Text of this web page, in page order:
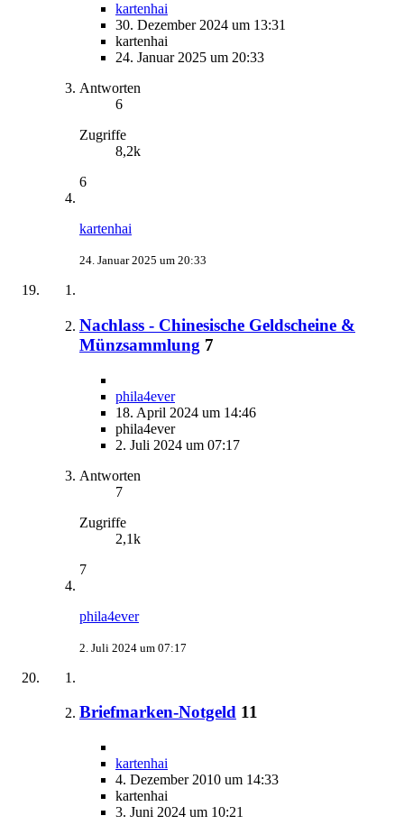
kartenhai
30. Dezember 2024 um 13:31
kartenhai
24. Januar 2025 um 20:33
Antworten
6
Zugriffe
8,2k
6
kartenhai
24. Januar 2025 um 20:33
Nachlass - Chinesische Geldscheine &
Münzsammlung 7
phila4ever
18. April 2024 um 14:46
phila4ever
2. Juli 2024 um 07:17
Antworten
7
Zugriffe
2,1k
7
phila4ever
2. Juli 2024 um 07:17
Briefmarken-Notgeld 11
kartenhai
4. Dezember 2010 um 14:33
kartenhai
3. Juni 2024 um 10:21